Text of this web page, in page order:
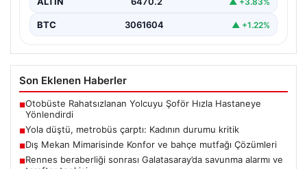
BTC 3061604 ▲ +1.22%
Son Eklenen Haberler
■Otobüste Rahatsızlanan Yolcuyu Şoför Hızla Hastaneye
Yönlendirdi
■Yola düştü, metrobüs çarptı: Kadının durumu kritik
■Dış Mekan Mimarisinde Konfor ve bahçe mutfağı Çözümleri
■Rennes beraberliği sonrası Galatasaray’da savunma alarmı ve